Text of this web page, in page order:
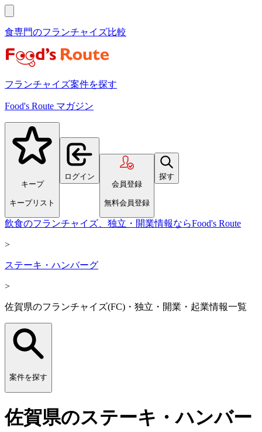
食専門のフランチャイズ比較
フランチャイズ案件を探す
Food's Route マガジン
キープ
キープリスト
ログイン
会員登録
無料会員登録
探す
飲食のフランチャイズ、独立・開業情報ならFood's Route
>
ステーキ・ハンバーグ
>
佐賀県のフランチャイズ(FC)・独立・開業・起業情報一覧
案件を探す
佐賀県のステーキ・ハンバー